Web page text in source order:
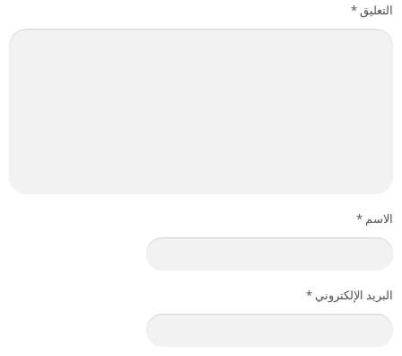
التعليق*
الاسم *
البريد الإلكتروني *